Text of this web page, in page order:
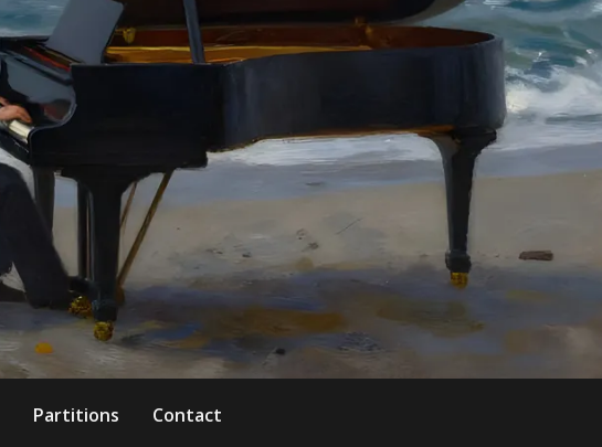
Partitions Contact